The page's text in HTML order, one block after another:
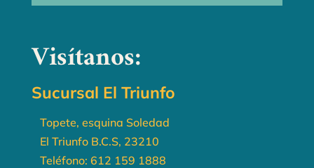
Visítanos:
Sucursal El Triunfo
Topete, esquina Soledad
El Triunfo B.C.S, 23210
Teléfono: 612 159 1888